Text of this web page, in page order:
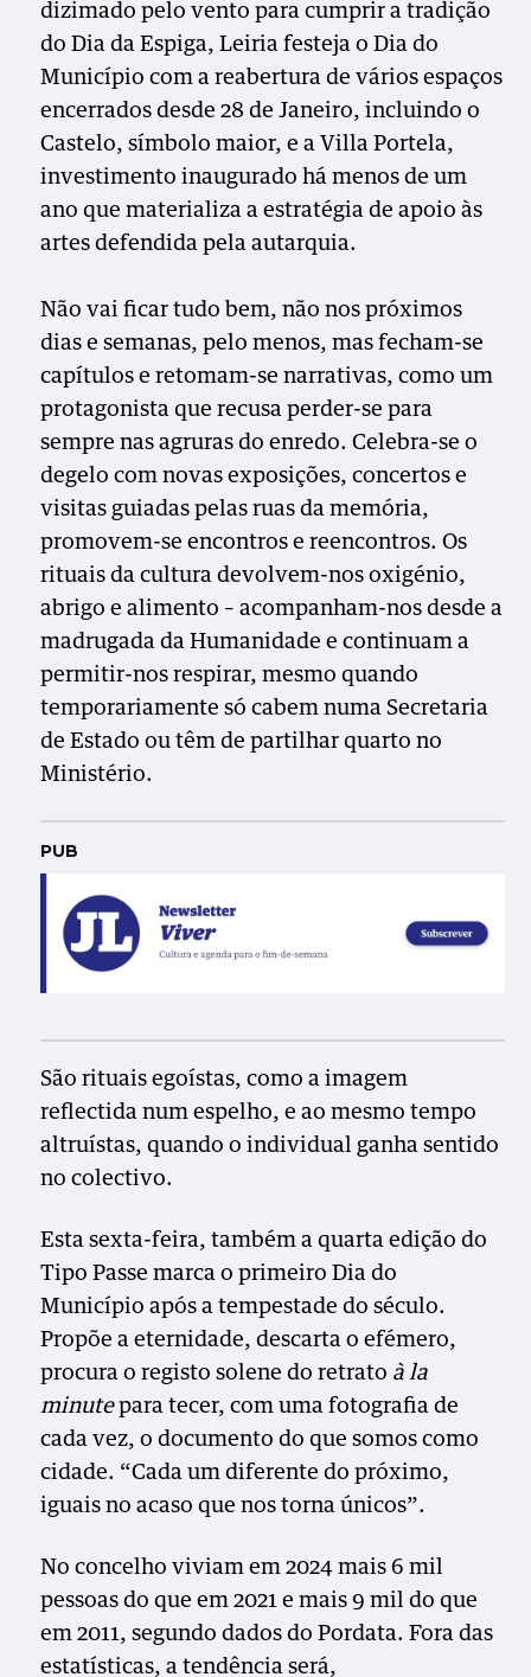
dizimado pelo vento para cumprir a tradição
do Dia da Espiga, Leiria festeja o Dia do
Município com a reabertura de vários espaços
encerrados desde 28 de Janeiro, incluindo o
Castelo, símbolo maior, e a Villa Portela,
investimento inaugurado há menos de um
ano que materializa a estratégia de apoio às
artes defendida pela autarquia.
Não vai ficar tudo bem, não nos próximos
dias e semanas, pelo menos, mas fecham-se
capítulos e retomam-se narrativas, como um
protagonista que recusa perder-se para
sempre nas agruras do enredo. Celebra-se o
degelo com novas exposições, concertos e
visitas guiadas pelas ruas da memória,
promovem-se encontros e reencontros. Os
rituais da cultura devolvem-nos oxigénio,
abrigo e alimento – acompanham-nos desde a
madrugada da Humanidade e continuam a
permitir-nos respirar, mesmo quando
temporariamente só cabem numa Secretaria
de Estado ou têm de partilhar quarto no
Ministério.
PUB
São rituais egoístas, como a imagem
reflectida num espelho, e ao mesmo tempo
altruístas, quando o individual ganha sentido
no colectivo.
Esta sexta-feira, também a quarta edição do
Tipo Passe marca o primeiro Dia do
Município após a tempestade do século.
Propõe a eternidade, descarta o efémero,
procura o registo solene do retrato à la
minutepara tecer, com uma fotografia de
cada vez, o documento do que somos como
cidade. “Cada um diferente do próximo,
iguais no acaso que nos torna únicos”.
No concelho viviam em 2024 mais 6 mil
pessoas do que em 2021 e mais 9 mil do que
em 2011, segundo dados do Pordata. Fora das
estatísticas, a tendência será,